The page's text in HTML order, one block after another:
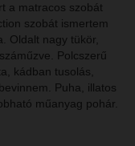
a matracos szobát
szobát ismertem
Oldalt nagy tükör,
Polcszerű
kádban tusolás,
Puha, illatos
műanyag pohár.